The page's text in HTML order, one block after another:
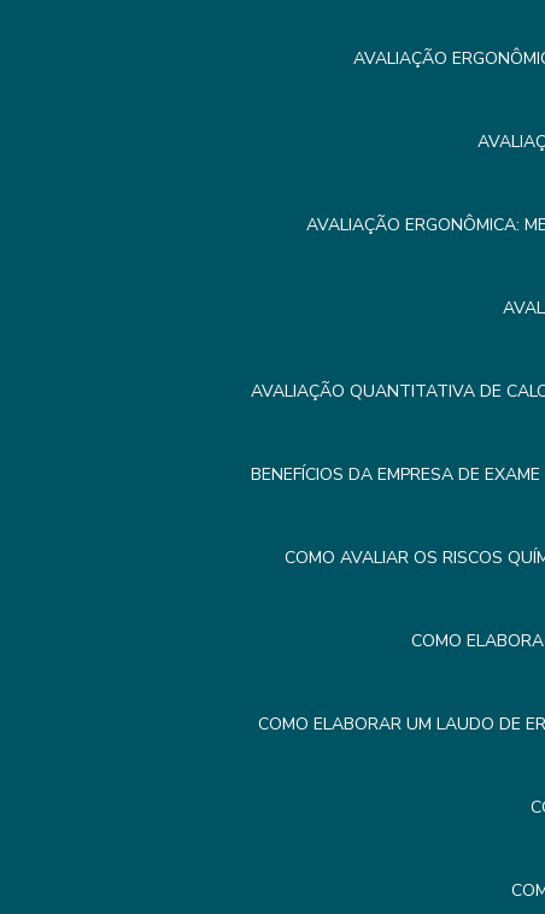
AVALIAÇÃO
AVALIAÇÃO ERGONÔMICA:
AVALIAÇÃO QUANTITATIVA DE
BENEFÍCIOS DA EMPRESA DE
COMO AVALIAR OS RISCOS
COMO
COMO ELABORAR UM LAUDO DE